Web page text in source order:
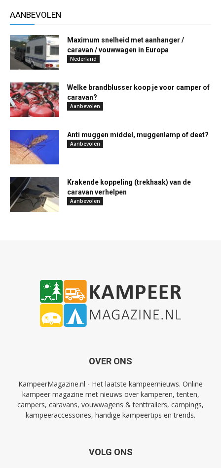
AANBEVOLEN
Maximum snelheid met aanhanger /
caravan / vouwwagen in Europa
Nederland
Welke brandblusser koop je voor camper of
caravan?
Aanbevolen
Anti muggen middel, muggenlamp of deet?
Aanbevolen
Krakende koppeling (trekhaak) van de
caravan verhelpen
Aanbevolen
OVER ONS
KampeerMagazine.nl - Het laatste kampeernieuws. Online
kampeer magazine met nieuws over kamperen, tenten,
campers, caravans, vouwwagens & tenttrailers, campings,
kampeeraccessoires, handige kampeertips en trends.
VOLG ONS